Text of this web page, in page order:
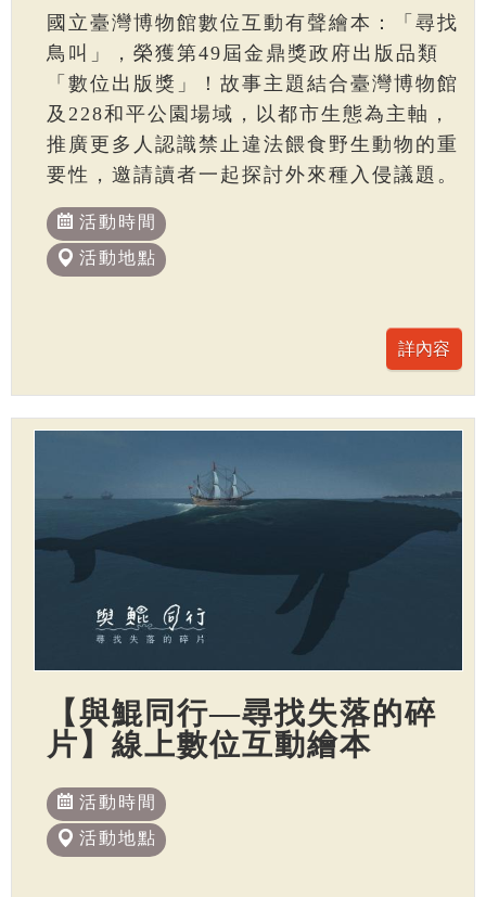
國立臺灣博物館數位互動有聲繪本：「尋找
鳥叫」，榮獲第49屆金鼎獎政府出版品類
「數位出版獎」！故事主題結合臺灣博物館
及228和平公園場域，以都市生態為主軸，
推廣更多人認識禁止違法餵食野生動物的重
要性，邀請讀者一起探討外來種入侵議題。
活動時間
活動地點
【與鯤同行—尋找失落的碎
片】線上數位互動繪本
活動時間
活動地點